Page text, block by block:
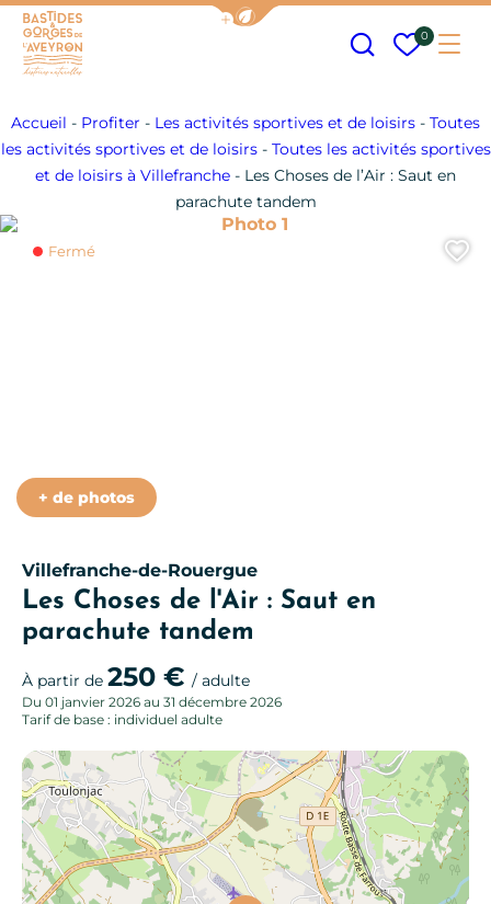
Afficher la barre de navigation
Mes
0
Accueil - Profiter - Les activités sportives et de loisirs - Toutes
les activités sportives et de loisirs- Toutes les activités sportives
et de loisirs à Villefranche - Les Choses de l’Air : Saut en
parachute tandem
Villefranche-de-Rouergue
Les Choses de l'Air : Saut en
parachute tandem
Photo 1
+ de photos
Fermé
À partir de 250 € / adulte
Du 01 janvier 2026 au 31 décembre 2026
Tarif de base : individuel adulte